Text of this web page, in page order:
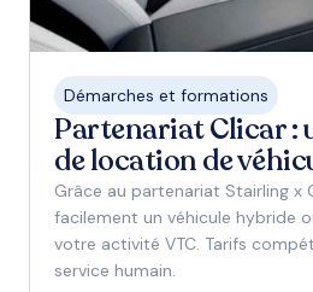
Démarches et formations
Partenariat Clicar :
de location de
Grâce au partenariat Stairling x
facilement un véhicule hybride
votre activité VTC. Tarifs
service humain.